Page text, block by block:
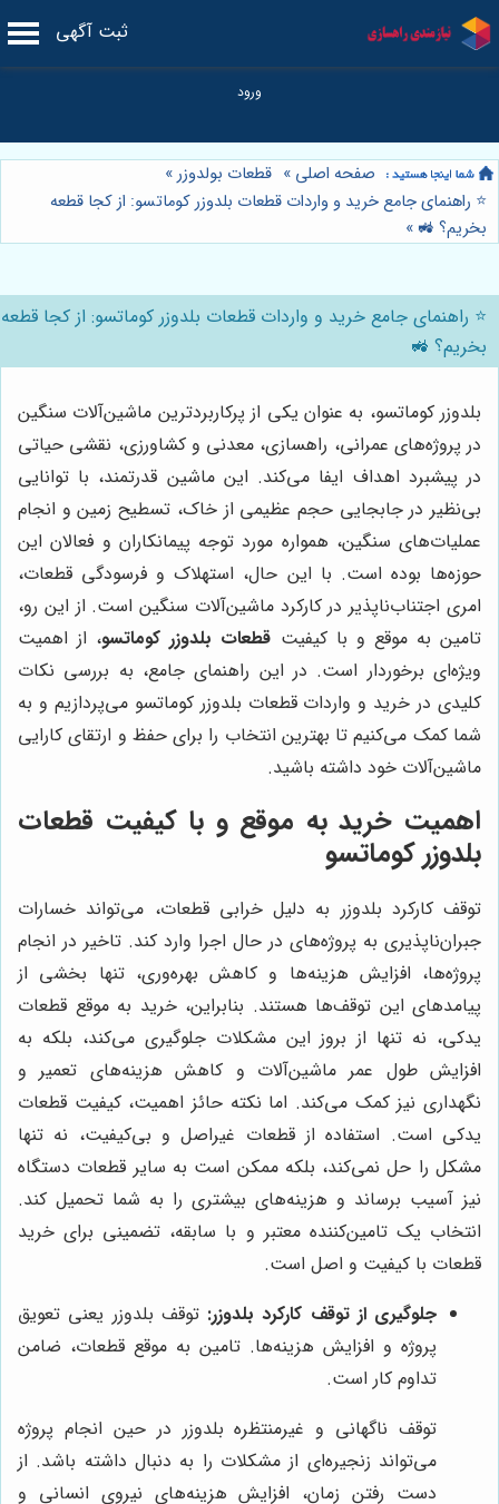
ثبت آگهی
صفحه اصلی » قطعات بولدوزر»
⭐️ راهنمای جامع خرید و واردات قطعات بلدوزر کوماتسو: از کجا قطعه
بخریم؟ 🚜 »
⭐️ راهنمای جامع خرید و واردات قطعات بلدوزر کوماتسو: از کجا قطعه
بخریم؟ 🚜
بلدوزر کوماتسو، به عنوان یکی از پرکاربردترین ماشین‌آلات سنگین
در پروژه‌های عمرانی، راهسازی، معدنی و کشاورزی، نقشی حیاتی
در پیشبرد اهداف ایفا می‌کند. این ماشین قدرتمند، با توانایی
بی‌نظیر در جابجایی حجم عظیمی از خاک، تسطیح زمین و انجام
عملیات‌های سنگین، همواره مورد توجه پیمانکاران و فعالان این
حوزه‌ها بوده است. با این حال، استهلاک و فرسودگی قطعات،
امری اجتناب‌ناپذیر در کارکرد ماشین‌آلات سنگین است. از این رو،
تامین به موقع و با کیفیت قطعات بلدوزر کوماتسو، از اهمیت
ویژه‌ای برخوردار است. در این راهنمای جامع، به بررسی نکات
کلیدی در خرید و واردات قطعات بلدوزر کوماتسو می‌پردازیم و به
شما کمک می‌کنیم تا بهترین انتخاب را برای حفظ و ارتقای کارایی
ماشین‌آلات خود داشته باشید.
اهمیت خرید به موقع و با کیفیت قطعات
بلدوزر کوماتسو
توقف کارکرد بلدوزر به دلیل خرابی قطعات، می‌تواند خسارات
جبران‌ناپذیری به پروژه‌های در حال اجرا وارد کند. تاخیر در انجام
پروژه‌ها، افزایش هزینه‌ها و کاهش بهره‌وری، تنها بخشی از
پیامدهای این توقف‌ها هستند. بنابراین، خرید به موقع قطعات
یدکی، نه تنها از بروز این مشکلات جلوگیری می‌کند، بلکه به
افزایش طول عمر ماشین‌آلات و کاهش هزینه‌های تعمیر و
نگهداری نیز کمک می‌کند. اما نکته حائز اهمیت، کیفیت قطعات
یدکی است. استفاده از قطعات غیراصل و بی‌کیفیت، نه تنها
مشکل را حل نمی‌کند، بلکه ممکن است به سایر قطعات دستگاه
نیز آسیب برساند و هزینه‌های بیشتری را به شما تحمیل کند.
انتخاب یک تامین‌کننده معتبر و با سابقه، تضمینی برای خرید
قطعات با کیفیت و اصل است.
جلوگیری از توقف کارکرد بلدوزر: توقف بلدوزر یعنی تعویق
پروژه و افزایش هزینه‌ها. تامین به موقع قطعات، ضامن
تداوم کار است.
توقف ناگهانی و غیرمنتظره بلدوزر در حین انجام پروژه
می‌تواند زنجیره‌ای از مشکلات را به دنبال داشته باشد. از
دست رفتن زمان، افزایش هزینه‌های نیروی انسانی و